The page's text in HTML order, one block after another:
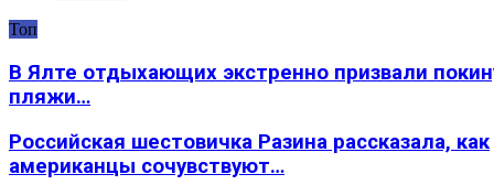
Топ
В Ялте отдыхающих экстренно призвали
пляжи…
Российская шестовичка Разина рассказала, как
американцы сочувствуют…